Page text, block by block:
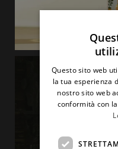
Questo sito web
la tua esperienza
nostro sito web
conformità con